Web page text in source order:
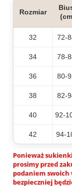
Rozmiar
32 72-
34 78-
36 80-
38 82-
40 92-
42 94-
Ponieważ
prosimy przed
podaniem swoich
bezpieczniej